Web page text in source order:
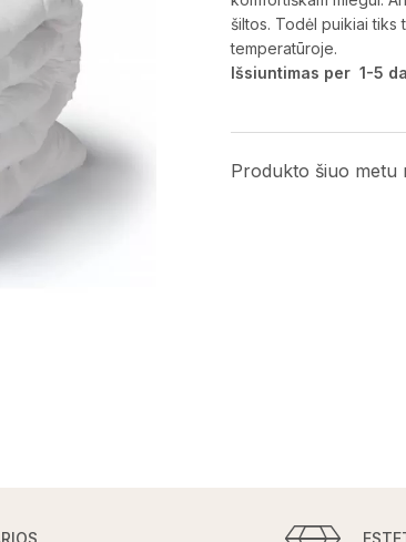
šiltos. Todėl puikiai tiks
temperatūroje.
Išsiuntimas per 1-5
Produkto šiuo metu